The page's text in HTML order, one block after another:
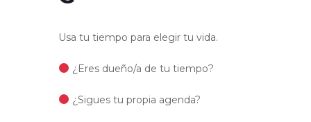
Usa tu tiempo para elegir tu vida.
¿Eres dueño/a de tu tiempo?
¿Sigues tu propia agenda?